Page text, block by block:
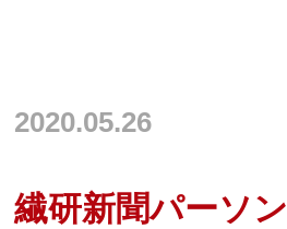
2020.05.26
繊研新聞パーソン